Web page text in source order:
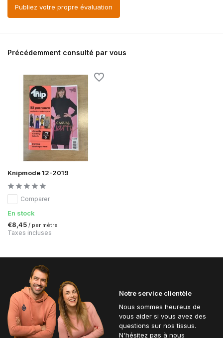
Publiez votre propre évaluation
Précédemment consulté par vous
Knipmode 12-2019
Comparer
En stock
€8,45 / per mètre
Taxes incluses
Notre service clientèle
Nous sommes heureux de
vous aider si vous avez des
questions sur nos tissus.
N'hésitez pas à nous